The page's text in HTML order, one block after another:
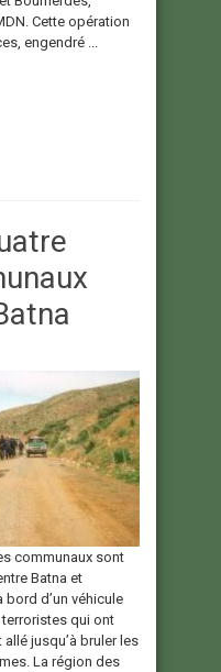
Cette opération
engendré ...
communaux sont
Batna et
bord d’un véhicule
qui ont
jusqu’à bruler les
La région des